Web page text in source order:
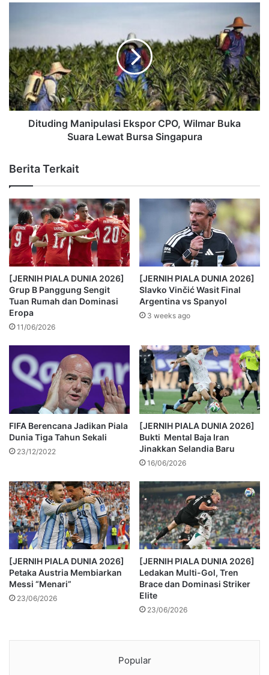
Dituding Manipulasi Ekspor CPO, Wilmar Buka
Suara Lewat Bursa Singapura
Berita Terkait
[JERNIH PIALA DUNIA 2026]
Grup B Panggung Sengit
Tuan Rumah dan Dominasi
Eropa
11/06/2026
[JERNIH PIALA DUNIA 2026]
Slavko Vinčić Wasit Final
Argentina vs Spanyol
3 weeks ago
FIFA Berencana Jadikan Piala
Dunia Tiga Tahun Sekali
23/12/2022
[JERNIH PIALA DUNIA 2026]
Bukti Mental Baja Iran
Jinakkan Selandia Baru
16/06/2026
[JERNIH PIALA DUNIA 2026]
Petaka Austria Membiarkan
Messi “Menari”
23/06/2026
[JERNIH PIALA DUNIA 2026]
Ledakan Multi-Gol, Tren
Brace dan Dominasi Striker
Elite
23/06/2026
Popular